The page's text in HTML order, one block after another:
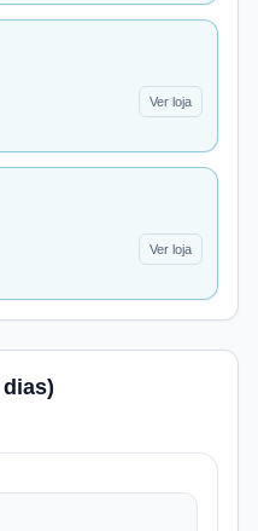
Ver loja
Ver loja